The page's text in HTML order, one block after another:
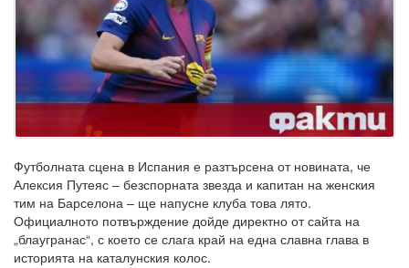
Футболната сцена в Испания е разтърсена от новината, че
Алексия Путеяс – безспорната звезда и капитан на женския
тим на Барселона – ще напусне клуба това лято.
Официалното потвърждение дойде директно от сайта на
„блаугранас“, с което се слага край на една славна глава в
историята на каталунския колос.